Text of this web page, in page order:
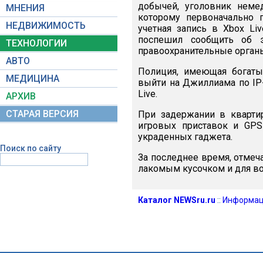
МНЕНИЯ
НЕДВИЖИМОСТЬ
ТЕХНОЛОГИИ
АВТО
МЕДИЦИНА
АРХИВ
СТАРАЯ ВЕРСИЯ
Поиск по сайту
добычей, уголовник
которому первоначально
учетная запись в Xbox
поспешил сообщить об
правоохранительные
Полиция, имеющая
выйти на Джиллиама по
Live.
При задержании в
игровых приставок и
украденных гаджета.
За последнее время,
лакомым кусочком и для
Каталог NEWSru.ru ::